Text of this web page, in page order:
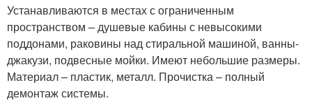
Устанавливаются в местах с ограниченным
пространством – душевые кабины с невысокими
поддонами, раковины над стиральной машиной, ванны-
джакузи, подвесные мойки. Имеют небольшие размеры.
Материал – пластик, металл. Прочистка – полный
демонтаж системы.